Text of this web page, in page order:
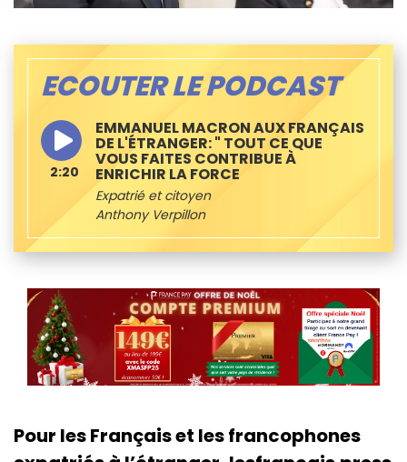
ECOUTER LE PODCAST
EMMANUEL MACRON AUX FRANÇAIS
DE L'ÉTRANGER: " TOUT CE QUE
VOUS FAITES CONTRIBUE À
ENRICHIR LA FORCE
Expatrié et citoyen
Anthony Verpillon
2:20
Pour les Français et les francophones